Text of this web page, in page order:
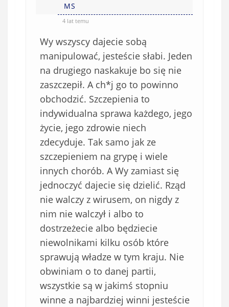
MS
4 lat temu
Wy wszyscy dajecie sobą
manipulować, jesteście słabi. Jeden
na drugiego naskakuje bo się nie
zaszczepił. A ch*j go to powinno
obchodzić. Szczepienia to
indywidualna sprawa każdego, jego
życie, jego zdrowie niech
zdecyduje. Tak samo jak ze
szczepieniem na grypę i wiele
innych chorób. A Wy zamiast się
jednoczyć dajecie się dzielić. Rząd
nie walczy z wirusem, on nigdy z
nim nie walczył i albo to
dostrzeżecie albo będziecie
niewolnikami kilku osób które
sprawują władze w tym kraju. Nie
obwiniam o to danej partii,
wszystkie są w jakimś stopniu
winne a najbardziej winni jesteście